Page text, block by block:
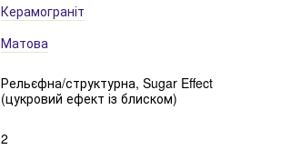
Керамограніт
Матова
Рельєфна/структурна, Sugar Effect
(цукровий ефект із блиском)
2